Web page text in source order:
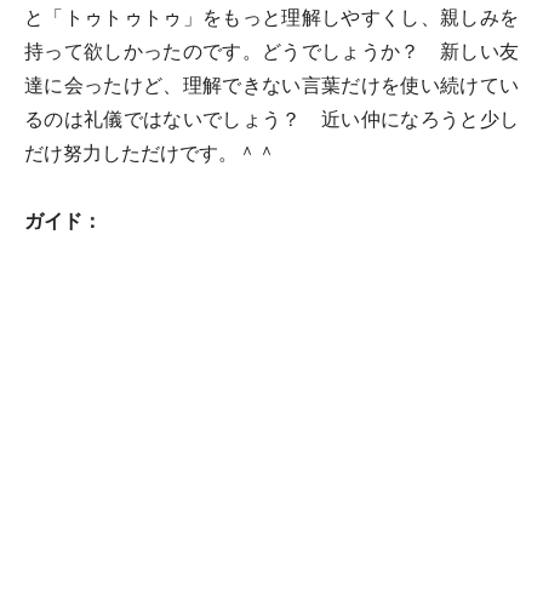
と「トゥトゥトゥ」をもっと理解しやすくし、親しみを
持って欲しかったのです。どうでしょうか？ 新しい友
達に会ったけど、理解できない言葉だけを使い続けてい
るのは礼儀ではないでしょう？ 近い仲になろうと少し
だけ努力しただけです。＾＾
ガイド：